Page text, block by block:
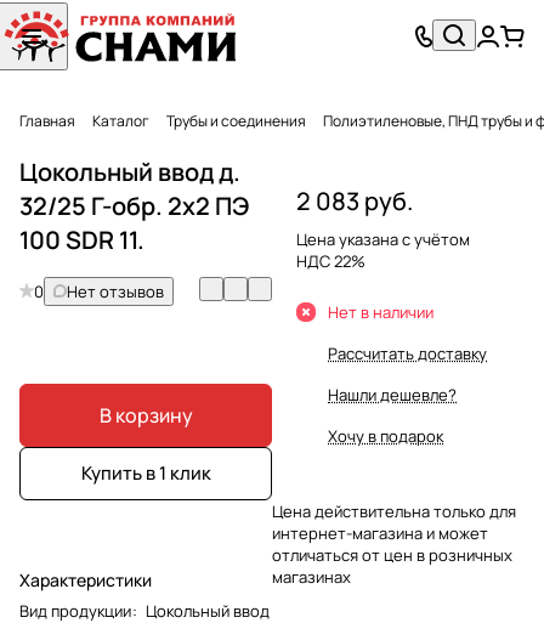
Главная Каталог Трубы и соединения Полиэтиленовые, ПНД трубы и
Цокольный ввод д.
32/25 Г-обр. 2х2 ПЭ
100 SDR 11.
0 Нет отзывов
В корзину
Купить в 1 клик
Характеристики
Вид продукции: Цокольный ввод
2 083 руб.
Цена указана с учётом
НДС 22%
Нет в наличии
Рассчитать доставку
Нашли дешевле?
Хочу в подарок
Цена действительна только для
интернет-магазина и может
отличаться от цен в розничных
магазинах